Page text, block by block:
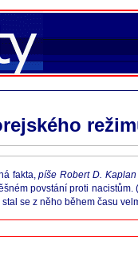
fakta,píše Robert D.
povstání proti
se z něho během času